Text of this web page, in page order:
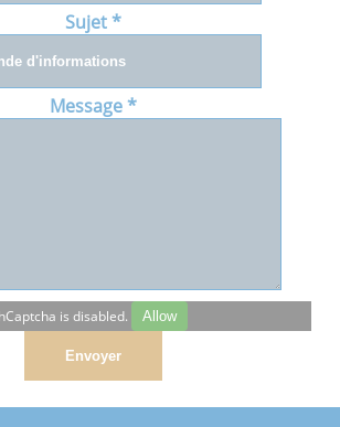
Sujet*
Message*
hCaptcha is disabled. Allow